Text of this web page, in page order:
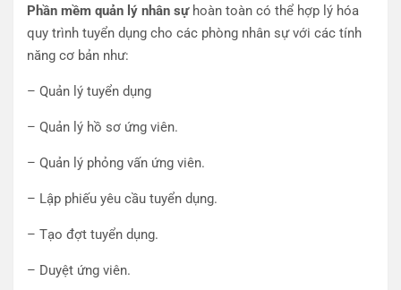
Phần mềm quản lý nhân sựhoàn toàn có thể hợp lý hóa
quy trình tuyển dụng cho các phòng nhân sự với các tính
năng cơ bản như:
– Quản lý tuyển dụng
– Quản lý hồ sơ ứng viên.
– Quản lý phỏng vấn ứng viên.
– Lập phiếu yêu cầu tuyển dụng.
– Tạo đợt tuyển dụng.
– Duyệt ứng viên.